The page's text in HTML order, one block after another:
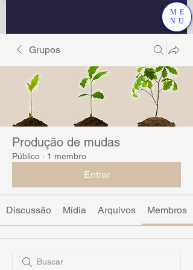
ME
NU
Grupos
Produção de mudas
Público · 1 membro
Entrar
Discussão Mídia Arquivos Membros